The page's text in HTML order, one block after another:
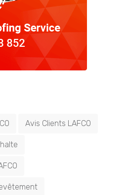
Avis Clients LAFCO